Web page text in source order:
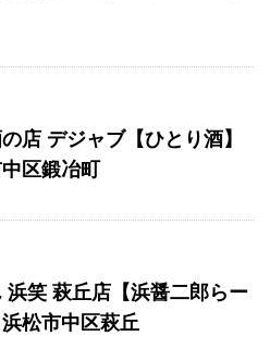
店 デジャブ【ひとり酒】
区鍛冶町
浜笑 萩丘店【浜醤二郎らー
松市中区萩丘